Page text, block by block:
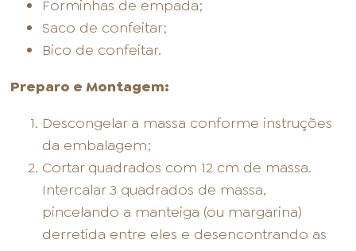
Forminhas de empada;
Saco de confeitar;
Bico de confeitar.
Preparo e Montagem:
Descongelar a massa conforme instruções
da embalagem;
Cortar quadrados com 12 cm de massa.
Intercalar 3 quadrados de massa,
pincelando a manteiga (ou margarina)
derretida entre eles e desencontrando as